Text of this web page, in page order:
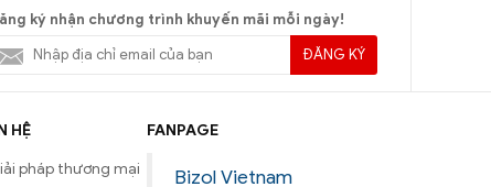
ký nhận chương trình khuyến mãi mỗi ngày!
ĐĂNG KÝ
HỆ
pháp thương mại
FANPAGE
Bizol Vietnam